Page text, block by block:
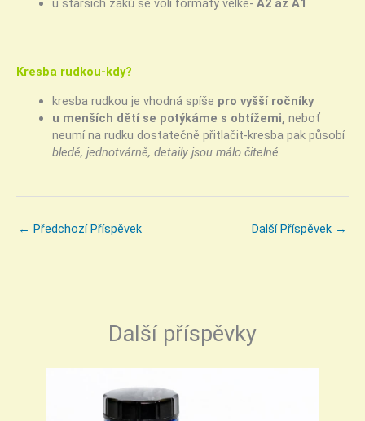
u starších žáků se volí formáty velké- A2 až A1
Kresba rudkou-kdy?
kresba rudkou je vhodná spíše pro vyšší ročníky
u menších dětí se potýkáme s obtížemi, neboť
neumí na rudku dostatečně přitlačit-kresba pak působí
bledě, jednotvárně, detaily jsou málo čitelné
← Předchozí Příspěvek Další Příspěvek →
Další příspěvky